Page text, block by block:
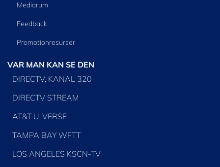
Mediarum
Feedback
Promotionresurser
VAR MAN KAN SE DEN
DIRECTV, KANAL 320
DIRECTV STREAM
AT&T U-VERSE
TAMPA BAY WFTT
LOS ANGELES KSCN-TV